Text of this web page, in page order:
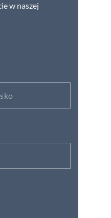
w naszej